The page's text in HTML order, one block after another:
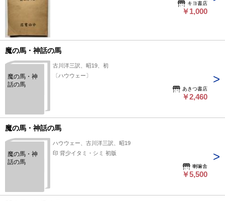
キヨ書店
￥1,000
魔の馬・神話の馬
魔の馬・神
話の馬
古川洋三訳、昭19、初
〔ハウウェー〕
あきつ書店
￥2,460
魔の馬・神話の馬
魔の馬・神
話の馬
ハウウェー、古川洋三訳、昭19
印 背少イタミ・シミ 初版
喇嘛舎
￥5,500